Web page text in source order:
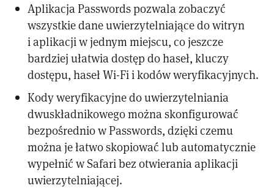
Aplikacja Passwords pozwala zobaczyć
wszystkie dane uwierzytelniające do witryn
i aplikacji w jednym miejscu, co jeszcze
bardziej ułatwia dostęp do haseł, kluczy
dostępu, haseł Wi-Fi i kodów weryfikacyjnych.
Kody weryfikacyjne do uwierzytelniania
dwuskładnikowego można skonfigurować
bezpośrednio w Passwords, dzięki czemu
można je łatwo skopiować lub automatycznie
wypełnić w Safari bez otwierania aplikacji
uwierzytelniającej.